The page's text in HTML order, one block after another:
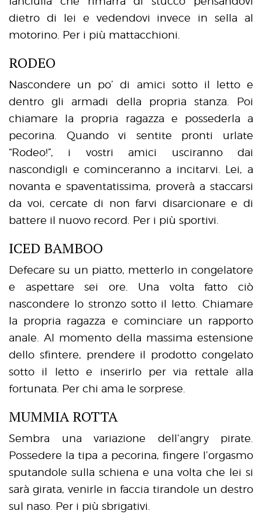
dietro di lei e vedendovi invece in sella al
motorino. Per i più mattacchioni.
RODEO
Nascondere un po’ di amici sotto il letto e
dentro gli armadi della propria stanza. Poi
chiamare la propria ragazza e possederla a
pecorina. Quando vi sentite pronti urlate
“Rodeo!”, i vostri amici usciranno dai
nascondigli e cominceranno a incitarvi. Lei, a
novanta e spaventatissima, proverà a staccarsi
da voi, cercate di non farvi disarcionare e di
battere il nuovo record. Per i più sportivi.
ICED BAMBOO
Defecare su un piatto, metterlo in congelatore
e aspettare sei ore. Una volta fatto ciò
nascondere lo stronzo sotto il letto. Chiamare
la propria ragazza e cominciare un rapporto
anale. Al momento della massima estensione
dello sfintere, prendere il prodotto congelato
sotto il letto e inserirlo per via rettale alla
fortunata. Per chi ama le sorprese.
MUMMIA ROTTA
Sembra una variazione dell’angry pirate.
Possedere la tipa a pecorina, fingere l’orgasmo
sputandole sulla schiena e una volta che lei si
sarà girata, venirle in faccia tirandole un destro
sul naso. Per i più sbrigativi.